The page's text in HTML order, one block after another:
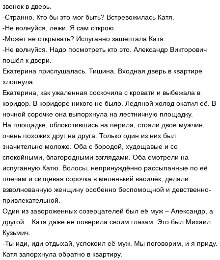
звонок в дверь.
-Странно. Кто бы это мог быть? Встревожилась Катя.
-Не волнуйся, лежи. Я сам открою.
-Может не открывать? Испуганно зашептала Катя.
-Не волнуйся. Надо посмотреть кто это. Александр Викторович
пошёл к двери.
Екатерина прислушалась. Тишина. Входная дверь в квартире
хлопнула.
Екатерина, как ужаленная соскочила с кровати и выбежала в
коридор. В коридоре никого не было. Ледяной холод окатил её. В
ночной сорочке она выпорхнула на лестничную площадку.
На площадке, облокотившись на перила, стояли двое мужчин,
очень похожих друг на друга. Только один из них был
значительно моложе. Оба с бородой, худощавые и со
спокойными, благородными взглядами. Оба смотрели на
испуганную Катю. Волосы, непринуждённо рассыпанные по её
плечам и ситцевая сорочка в меленький василёк, делали
взволнованную женщину особенно беспомощной и девственно-
привлекательной.
Один из завороженных созерцателей был её муж – Александр, а
другой... Катя даже не поверила своим глазам. Это был Михаил
Кузьмич.
-Ты иди, иди отдыхай, успокоил её муж. Мы поговорим, и я приду.
Катя запорхнула обратно в квартиру.